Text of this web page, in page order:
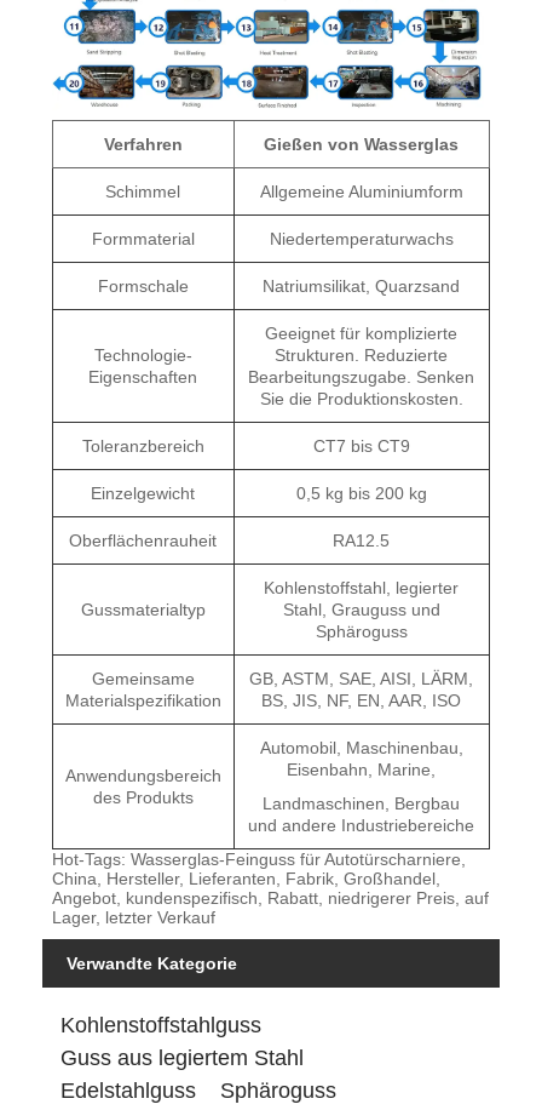
Verfahren Gießen von Wasserglas
Schimmel Allgemeine Aluminiumform
Formmaterial Niedertemperaturwachs
Formschale Natriumsilikat, Quarzsand
Technologie-
Eigenschaften
Geeignet für komplizierte
Strukturen. Reduzierte
Bearbeitungszugabe. Senken
Sie die Produktionskosten.
Toleranzbereich CT7 bis CT9
Einzelgewicht 0,5 kg bis 200 kg
Oberflächenrauheit RA12.5
Gussmaterialtyp
Kohlenstoffstahl, legierter
Stahl, Grauguss und
Sphäroguss
Gemeinsame
Materialspezifikation
GB, ASTM, SAE, AISI, LÄRM,
BS, JIS, NF, EN, AAR, ISO
Anwendungsbereich
des Produkts
Automobil, Maschinenbau,
Eisenbahn, Marine,
Landmaschinen, Bergbau
und andere Industriebereiche
Hot-Tags: Wasserglas-Feinguss für Autotürscharniere,
China, Hersteller, Lieferanten, Fabrik, Großhandel,
Angebot, kundenspezifisch, Rabatt, niedrigerer Preis, auf
Lager, letzter Verkauf
Verwandte Kategorie
Kohlenstoffstahlguss
Guss aus legiertem Stahl
Edelstahlguss
Sphäroguss